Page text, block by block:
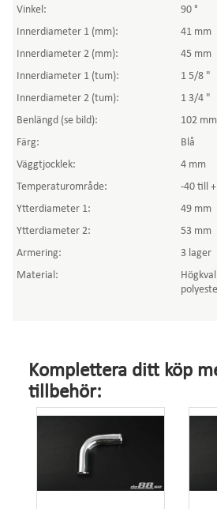
Vinkel:
90 °
Innerdiameter 1 (mm):
41 mm
Innerdiameter 2 (mm):
45 mm
Innerdiameter 1 (tum):
1 5/8 "
Innerdiameter 2 (tum):
1 3/4 "
Benlängd (se bild):
102 mm
Färg:
Blå
Väggtjocklek:
4 mm
Temperaturområde:
-40 till
Ytterdiameter 1:
49 mm
Ytterdiameter 2:
53 mm
Armering:
3 lager
Material:
Komplettera ditt köp
tillbehör: